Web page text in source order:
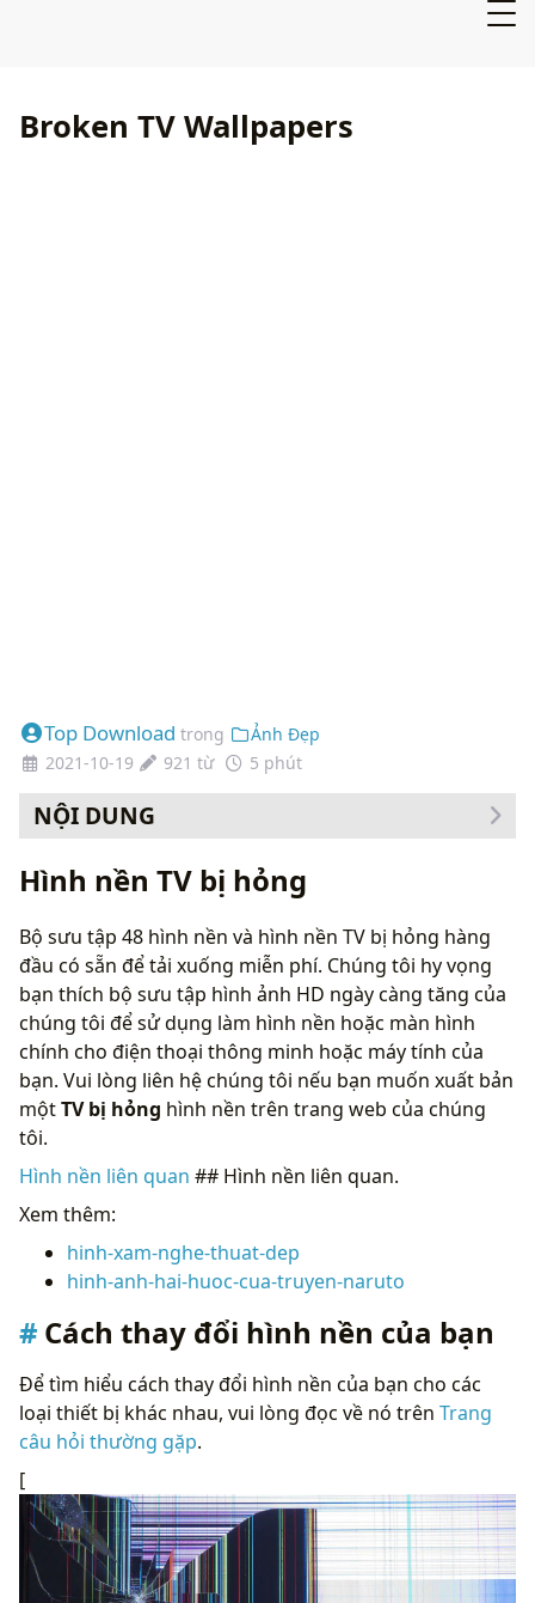
Broken TV Wallpapers
Top Download trong
Ảnh Đẹp
2021-10-19
921 từ 5 phút
NỘI DUNG
Hình nền TV bị hỏng
Bộ sưu tập 48 hình nền và hình nền TV bị hỏng hàng
đầu có sẵn để tải xuống miễn phí. Chúng tôi hy vọng
bạn thích bộ sưu tập hình ảnh HD ngày càng tăng của
chúng tôi để sử dụng làm hình nền hoặc màn hình
chính cho điện thoại thông minh hoặc máy tính của
bạn. Vui lòng liên hệ chúng tôi nếu bạn muốn xuất bản
mộtTV bị hỏng hình nền trên trang web của chúng
tôi.
Hình nền liên quan ## Hình nền liên quan.
Xem thêm:
hinh-xam-nghe-thuat-dep
hinh-anh-hai-huoc-cua-truyen-naruto
Cách thay đổi hình nền của bạn
Để tìm hiểu cách thay đổi hình nền của bạn cho các
loại thiết bị khác nhau, vui lòng đọc về nó trên Trang
câu hỏi thường gặp.
[